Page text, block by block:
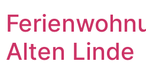
Alten Linde